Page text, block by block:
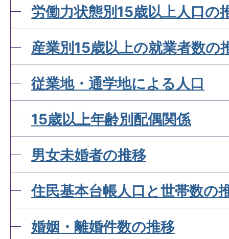
労働力状態別15歳以上人口の
産業別15歳以上の就業者数の
従業地・通学地による人口
15歳以上年齢別配偶関係
男女未婚者の推移
住民基本台帳人口と世帯数の
婚姻・離婚件数の推移